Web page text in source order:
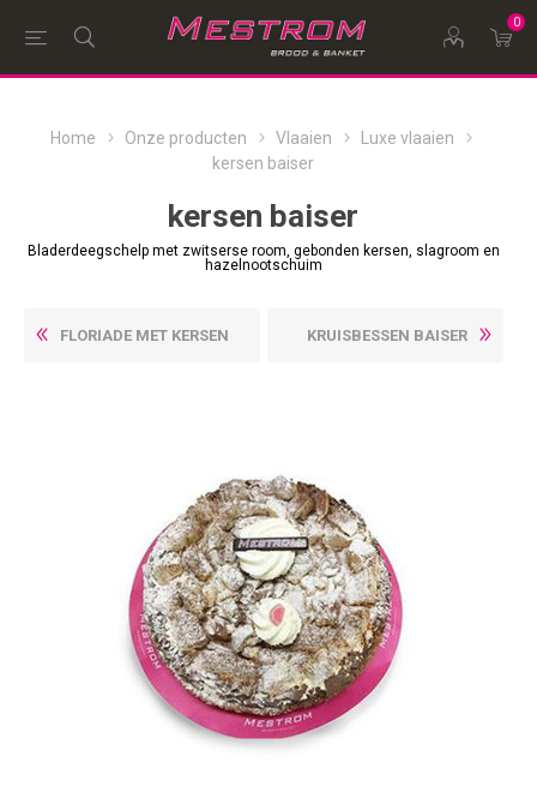
0
Home Onze producten Vlaaien
Luxe vlaaien
kersen baiser
kersen baiser
Bladerdeegschelp met zwitserse room, gebonden kersen, slagroom en
hazelnootschuim
FLORIADE MET KERSEN KRUISBESSEN BAISER